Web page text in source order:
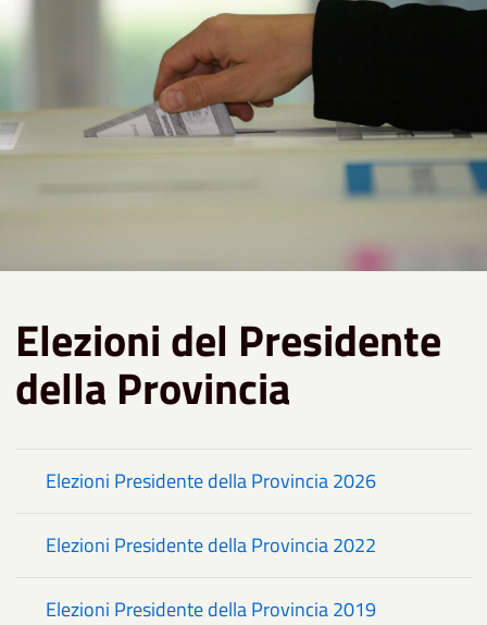
Elezioni del Presidente
della Provincia
Elezioni Presidente della Provincia 2026
Elezioni Presidente della Provincia 2022
Elezioni Presidente della Provincia 2019